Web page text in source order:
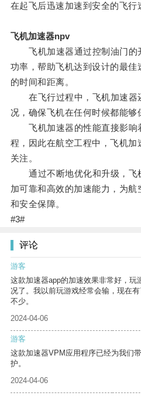
在起飞后迅速加速到安全的飞行
飞机加速器npv
飞机加速器通过控制油门的
功率，帮助飞机达到设计的最
的时间和距离。
在飞行过程中，飞机加速器
况，确保飞机在任何时候都能够
飞机加速器的性能直接影响
程，因此在航空工程中，飞机加
关注。
通过不断地优化和升级，飞
加可靠和高效的加速能力，为航
和安全保障。
#3#
评论
游客
这款加速器app的加速效果非常好，
况了。我以前玩游戏经常会输，现在
不少。
2024-04-06
游客
这款加速器VPM应用程序已经为我们
护。
2024-04-06